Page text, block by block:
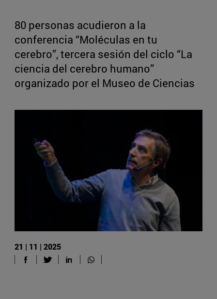
80 personas acudieron a la
conferencia “Moléculas en tu
cerebro”, tercera sesión del ciclo “La
ciencia del cerebro humano”
organizado por el Museo de Ciencias
21 | 11 | 2025